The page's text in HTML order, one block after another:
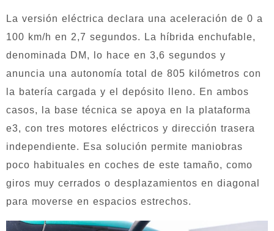
La versión eléctrica declara una aceleración de 0 a
100 km/h en 2,7 segundos. La híbrida enchufable,
denominada DM, lo hace en 3,6 segundos y
anuncia una autonomía total de 805 kilómetros con
la batería cargada y el depósito lleno. En ambos
casos, la base técnica se apoya en la plataforma
e3, con tres motores eléctricos y dirección trasera
independiente. Esa solución permite maniobras
poco habituales en coches de este tamaño, como
giros muy cerrados o desplazamientos en diagonal
para moverse en espacios estrechos.